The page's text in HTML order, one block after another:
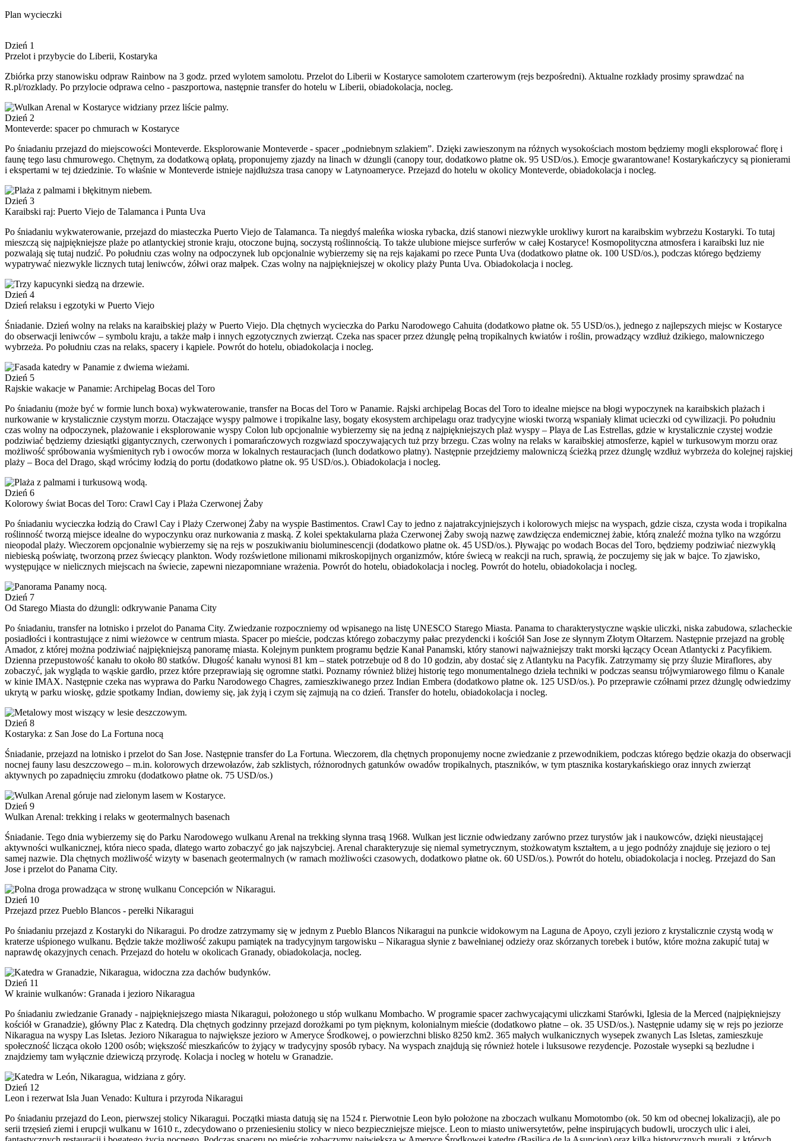
Plan wycieczki
Dzień 1
Przelot i przybycie do Liberii, Kostaryka
Zbiórka przy stanowisku odpraw Rainbow na 3 godz. przed wylotem samolotu. Przelot do Liberii w Kostaryce samolotem czarterowym (rejs bezpośredni). Aktualne rozkłady prosimy sprawdzać na
R.pl/rozklady. Po przylocie odprawa celno - paszportowa, następnie transfer do hotelu w Liberii, obiadokolacja, nocleg.
Dzień 2
Monteverde: spacer po chmurach w Kostaryce
Po śniadaniu przejazd do miejscowości Monteverde. Eksplorowanie Monteverde - spacer „podniebnym szlakiem”. Dzięki zawieszonym na różnych wysokościach mostom będziemy mogli eksplorować florę i
faunę tego lasu chmurowego. Chętnym, za dodatkową opłatą, proponujemy zjazdy na linach w dżungli (canopy tour, dodatkowo płatne ok. 95 USD/os.). Emocje gwarantowane! Kostarykańczycy są pionierami
i ekspertami w tej dziedzinie. To właśnie w Monteverde istnieje najdłuższa trasa canopy w Latynoameryce. Przejazd do hotelu w okolicy Monteverde, obiadokolacja i nocleg.
Dzień 3
Karaibski raj: Puerto Viejo de Talamanca i Punta Uva
Po śniadaniu wykwaterowanie, przejazd do miasteczka Puerto Viejo de Talamanca. Ta niegdyś maleńka wioska rybacka, dziś stanowi niezwykle urokliwy kurort na karaibskim wybrzeżu Kostaryki. To tutaj
mieszczą się najpiękniejsze plaże po atlantyckiej stronie kraju, otoczone bujną, soczystą roślinnością. To także ulubione miejsce surferów w całej Kostaryce! Kosmopolityczna atmosfera i karaibski luz nie
pozwalają się tutaj nudzić. Po południu czas wolny na odpoczynek lub opcjonalnie wybierzemy się na rejs kajakami po rzece Punta Uva (dodatkowo płatne ok. 100 USD/os.), podczas którego będziemy
wypatrywać niezwykle licznych tutaj leniwców, żółwi oraz małpek. Czas wolny na najpiękniejszej w okolicy plaży Punta Uva. Obiadokolacja i nocleg.
Dzień 4
Dzień relaksu i egzotyki w Puerto Viejo
Śniadanie. Dzień wolny na relaks na karaibskiej plaży w Puerto Viejo. Dla chętnych wycieczka do Parku Narodowego Cahuita (dodatkowo płatne ok. 55 USD/os.), jednego z najlepszych miejsc w Kostaryce
do obserwacji leniwców – symbolu kraju, a także małp i innych egzotycznych zwierząt. Czeka nas spacer przez dżunglę pełną tropikalnych kwiatów i roślin, prowadzący wzdłuż dzikiego, malowniczego
wybrzeża. Po południu czas na relaks, spacery i kąpiele. Powrót do hotelu, obiadokolacja i nocleg.
Dzień 5
Rajskie wakacje w Panamie: Archipelag Bocas del Toro
Po śniadaniu (może być w formie lunch boxa) wykwaterowanie, transfer na Bocas del Toro w Panamie. Rajski archipelag Bocas del Toro to idealne miejsce na błogi wypoczynek na karaibskich plażach i
nurkowanie w krystalicznie czystym morzu. Otaczające wyspy palmowe i tropikalne lasy, bogaty ekosystem archipelagu oraz tradycyjne wioski tworzą wspaniały klimat ucieczki od cywilizacji. Po południu
czas wolny na odpoczynek, plażowanie i eksplorowanie wyspy Colon lub opcjonalnie wybierzemy się na jedną z najpiękniejszych plaż wyspy – Playa de Las Estrellas, gdzie w krystalicznie czystej wodzie
podziwiać będziemy dziesiątki gigantycznych, czerwonych i pomarańczowych rozgwiazd spoczywających tuż przy brzegu. Czas wolny na relaks w karaibskiej atmosferze, kąpiel w turkusowym morzu oraz
możliwość spróbowania wyśmienitych ryb i owoców morza w lokalnych restauracjach (lunch dodatkowo płatny). Następnie przejdziemy malowniczą ścieżką przez dżunglę wzdłuż wybrzeża do kolejnej rajskiej
plaży – Boca del Drago, skąd wrócimy łodzią do portu (dodatkowo płatne ok. 95 USD/os.). Obiadokolacja i nocleg.
Dzień 6
Kolorowy świat Bocas del Toro: Crawl Cay i Plaża Czerwonej Żaby
Po śniadaniu wycieczka łodzią do Crawl Cay i Plaży Czerwonej Żaby na wyspie Bastimentos. Crawl Cay to jedno z najatrakcyjniejszych i kolorowych miejsc na wyspach, gdzie cisza, czysta woda i tropikalna
roślinność tworzą miejsce idealne do wypoczynku oraz nurkowania z maską. Z kolei spektakularna plaża Czerwonej Żaby swoją nazwę zawdzięcza endemicznej żabie, którą znaleźć można tylko na wzgórzu
nieopodal plaży. Wieczorem opcjonalnie wybierzemy się na rejs w poszukiwaniu bioluminescencji (dodatkowo płatne ok. 45 USD/os.). Pływając po wodach Bocas del Toro, będziemy podziwiać niezwykłą
niebieską poświatę, tworzoną przez świecący plankton. Wody rozświetlone milionami mikroskopijnych organizmów, które świecą w reakcji na ruch, sprawią, że poczujemy się jak w bajce. To zjawisko,
występujące w nielicznych miejscach na świecie, zapewni niezapomniane wrażenia. Powrót do hotelu, obiadokolacja i nocleg. Powrót do hotelu, obiadokolacja i nocleg.
Dzień 7
Od Starego Miasta do dżungli: odkrywanie Panama City
Po śniadaniu, transfer na lotnisko i przelot do Panama City. Zwiedzanie rozpoczniemy od wpisanego na listę UNESCO Starego Miasta. Panama to charakterystyczne wąskie uliczki, niska zabudowa, szlacheckie
posiadłości i kontrastujące z nimi wieżowce w centrum miasta. Spacer po mieście, podczas którego zobaczymy pałac prezydencki i kościół San Jose ze słynnym Złotym Ołtarzem. Następnie przejazd na groblę
Amador, z której można podziwiać najpiękniejszą panoramę miasta. Kolejnym punktem programu będzie Kanał Panamski, który stanowi najważniejszy trakt morski łączący Ocean Atlantycki z Pacyfikiem.
Dzienna przepustowość kanału to około 80 statków. Długość kanału wynosi 81 km – statek potrzebuje od 8 do 10 godzin, aby dostać się z Atlantyku na Pacyfik. Zatrzymamy się przy śluzie Miraflores, aby
zobaczyć, jak wygląda to wąskie gardło, przez które przeprawiają się ogromne statki. Poznamy również bliżej historię tego monumentalnego dzieła techniki w podczas seansu trójwymiarowego filmu o Kanale
w kinie IMAX. Następnie czeka nas wyprawa do Parku Narodowego Chagres, zamieszkiwanego przez Indian Embera (dodatkowo płatne ok. 125 USD/os.). Po przeprawie czółnami przez dżunglę odwiedzimy
ukrytą w parku wioskę, gdzie spotkamy Indian, dowiemy się, jak żyją i czym się zajmują na co dzień. Transfer do hotelu, obiadokolacja i nocleg.
Dzień 8
Kostaryka: z San Jose do La Fortuna nocą
Śniadanie, przejazd na lotnisko i przelot do San Jose. Następnie transfer do La Fortuna. Wieczorem, dla chętnych proponujemy nocne zwiedzanie z przewodnikiem, podczas którego będzie okazja do obserwacji
nocnej fauny lasu deszczowego – m.in. kolorowych drzewołazów, żab szklistych, różnorodnych gatunków owadów tropikalnych, ptaszników, w tym ptasznika kostarykańskiego oraz innych zwierząt
aktywnych po zapadnięciu zmroku (dodatkowo płatne ok. 75 USD/os.)
Dzień 9
Wulkan Arenal: trekking i relaks w geotermalnych basenach
Śniadanie. Tego dnia wybierzemy się do Parku Narodowego wulkanu Arenal na trekking słynna trasą 1968. Wulkan jest licznie odwiedzany zarówno przez turystów jak i naukowców, dzięki nieustającej
aktywności wulkanicznej, która nieco spada, dlatego warto zobaczyć go jak najszybciej. Arenal charakteryzuje się niemal symetrycznym, stożkowatym kształtem, a u jego podnóży znajduje się jezioro o tej
samej nazwie. Dla chętnych możliwość wizyty w basenach geotermalnych (w ramach możliwości czasowych, dodatkowo płatne ok. 60 USD/os.). Powrót do hotelu, obiadokolacja i nocleg. Przejazd do San
Jose i przelot do Panama City.
Dzień 10
Przejazd przez Pueblo Blancos - perełki Nikaragui
Po śniadaniu przejazd z Kostaryki do Nikaragui. Po drodze zatrzymamy się w jednym z Pueblo Blancos Nikaragui na punkcie widokowym na Laguna de Apoyo, czyli jezioro z krystalicznie czystą wodą w
kraterze uśpionego wulkanu. Będzie także możliwość zakupu pamiątek na tradycyjnym targowisku – Nikaragua słynie z bawełnianej odzieży oraz skórzanych torebek i butów, które można zakupić tutaj w
naprawdę okazyjnych cenach. Przejazd do hotelu w okolicach Granady, obiadokolacja, nocleg.
Dzień 11
W krainie wulkanów: Granada i jezioro Nikaragua
Po śniadaniu zwiedzanie Granady - najpiękniejszego miasta Nikaragui, położonego u stóp wulkanu Mombacho. W programie spacer zachwycającymi uliczkami Starówki, Iglesia de la Merced (najpiękniejszy
kościół w Granadzie), główny Plac z Katedrą. Dla chętnych godzinny przejazd dorożkami po tym pięknym, kolonialnym mieście (dodatkowo płatne – ok. 35 USD/os.). Następnie udamy się w rejs po jeziorze
Nikaragua na wyspy Las Isletas. Jezioro Nikaragua to największe jezioro w Ameryce Środkowej, o powierzchni blisko 8250 km2. 365 małych wulkanicznych wysepek zwanych Las Isletas, zamieszkuje
społeczność licząca około 1200 osób; większość mieszkańców to żyjący w tradycyjny sposób rybacy. Na wyspach znajdują się również hotele i luksusowe rezydencje. Pozostałe wysepki są bezludne i
znajdziemy tam wyłącznie dziewiczą przyrodę. Kolacja i nocleg w hotelu w Granadzie.
Dzień 12
Leon i rezerwat Isla Juan Venado: Kultura i przyroda Nikaragui
Po śniadaniu przejazd do Leon, pierwszej stolicy Nikaragui. Początki miasta datują się na 1524 r. Pierwotnie Leon było położone na zboczach wulkanu Momotombo (ok. 50 km od obecnej lokalizacji), ale po
serii trzęsień ziemi i erupcji wulkanu w 1610 r., zdecydowano o przeniesieniu stolicy w nieco bezpieczniejsze miejsce. Leon to miasto uniwersytetów, pełne inspirujących budowli, uroczych ulic i alei,